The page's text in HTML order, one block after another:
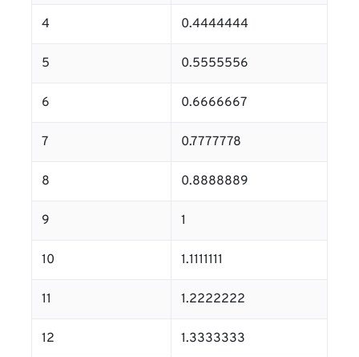
4 0.4444444
5 0.5555556
6 0.6666667
7 0.7777778
8 0.8888889
9 1
10 1.1111111
11 1.2222222
12 1.3333333